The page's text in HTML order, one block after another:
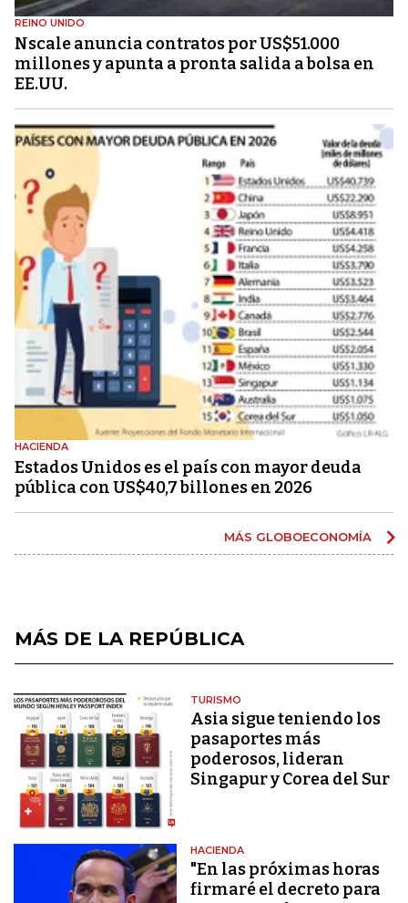
REINO UNIDO
Nscale anuncia contratos por US$51.000
millones y apunta a pronta salida a bolsa en
EE.UU.
HACIENDA
Estados Unidos es el país con mayor deuda
pública con US$40,7 billones en 2026
MÁS GLOBOECONOMÍA
MÁS DE LA REPÚBLICA
TURISMO
Asia sigue teniendo los
pasaportes más
poderosos, lideran
Singapur y Corea del Sur
HACIENDA
"En las próximas horas
firmaré el decreto para